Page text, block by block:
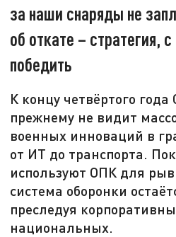
за наши снаряды не
об откате – стратегия,
победить
К концу четвёртого
прежнему не видит
военных инноваций в
от ИТ до транспорта.
используют ОПК для
система оборонки
преследуя
национальных.